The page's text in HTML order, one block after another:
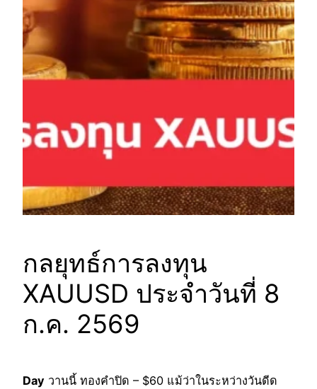
กลยุทธ์การลงทุน
XAUUSD ประจำวันที่ 8
ก.ค. 2569
Day วานนี้ ทองคำปิด – $60 แม้ว่าในระหว่างวันดีด